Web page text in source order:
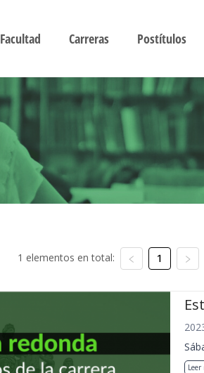
Facultad Carreras Postítulos
1 elementos en total: 1
Leer